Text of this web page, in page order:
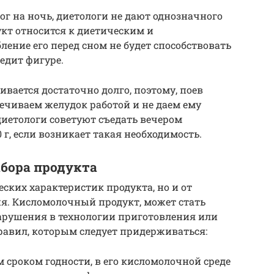
на ночь, диетологи не дают однозначного
относится к диетическим и
его перед сном не будет способствовать
фигуре.
достаточно долго, поэтому, поев
желудок работой и не даем ему
советуют съедать вечером
если возникает такая необходимость.
продукта
характеристик продукта, но и от
Кисломолочный продукт, может стать
в технологии приготовления или
которым следует придерживаться:
годности, в его кисломолочной среде